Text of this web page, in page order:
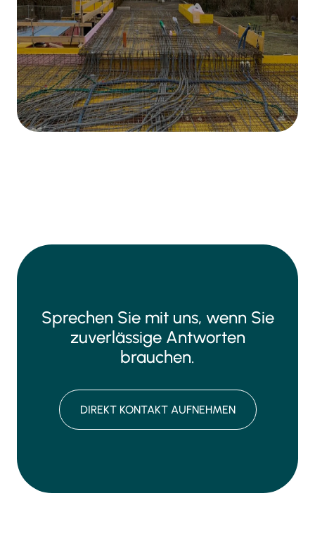
Sprechen Sie mit uns, wenn Sie
zuverlässige Antworten
brauchen.
DIREKT KONTAKT AUFNEHMEN